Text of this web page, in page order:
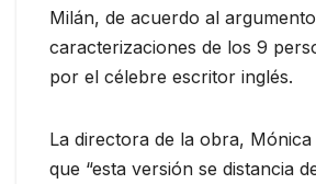
Milán, de acuerdo al
caracterizaciones de los 9
por el célebre escritor inglés.
La directora de la obra,
que “esta versión se distancia